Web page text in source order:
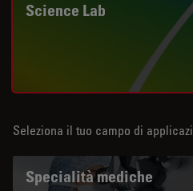
Science Lab
Seleziona il tuo campo di
Specialità mediche